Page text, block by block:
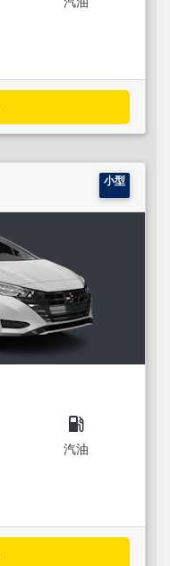
小型
local_gas_station
汽油